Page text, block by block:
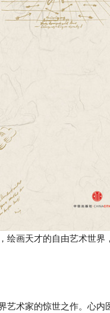
绘画天才的自由艺术世界
艺术家的惊世之作。心